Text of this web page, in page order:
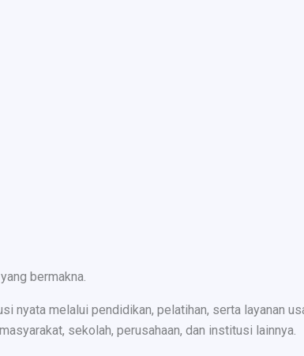
bermakna.
melalui pendidikan, pelatihan, serta layanan
sekolah, perusahaan, dan institusi lainnya.